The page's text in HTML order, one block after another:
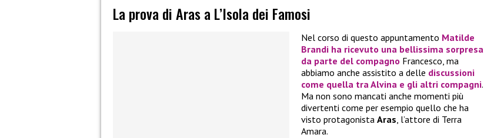
La prova di Aras a L’Isola dei Famosi
Nel corso di questo appuntamento Matilde
Brandi ha ricevuto una bellissima sorpresa
da parte del compagno Francesco, ma
abbiamo anche assistito a delle discussioni
come quella tra Alvina e gli altri compagni.
Ma non sono mancati anche momenti più
divertenti come per esempio quello che ha
visto protagonista Aras, l’attore di Terra
Amara.